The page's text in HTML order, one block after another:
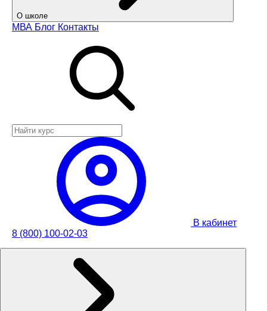
О школе
МВА Блог Контакты
В кабинет
8 (800) 100-02-03